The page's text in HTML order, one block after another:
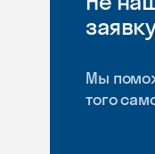
Мы
того